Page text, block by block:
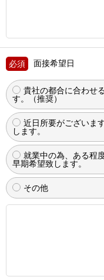
面接希望日
貴社の都合に合わせ
す。（推奨）
近日所要がございま
します。
就業中の為、ある程
早期希望致します。
その他